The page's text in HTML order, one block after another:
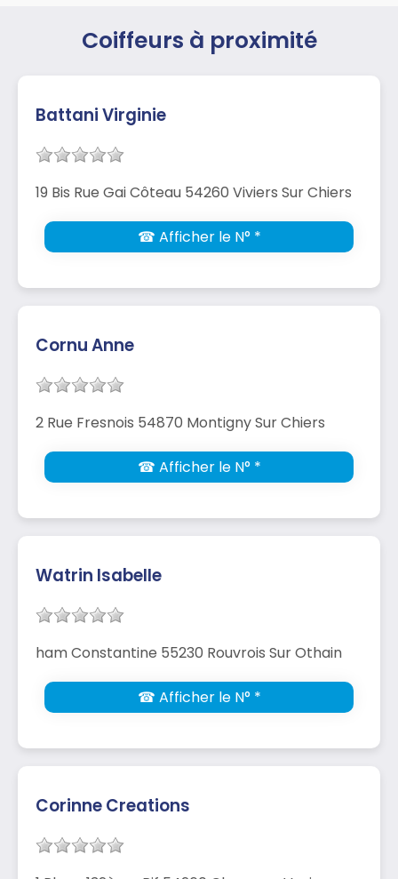
Coiffeurs à proximité
Battani Virginie
19 Bis Rue Gai Côteau 54260 Viviers Sur Chiers
☎ Afficher le N° *
Cornu Anne
2 Rue Fresnois 54870 Montigny Sur Chiers
☎ Afficher le N° *
Watrin Isabelle
ham Constantine 55230 Rouvrois Sur Othain
☎ Afficher le N° *
Corinne Creations